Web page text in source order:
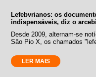
Lefebvrianos: os
indispensáveis, diz o
Desde 2009, alternam-se
São Pio X, os chamados
LER MAIS